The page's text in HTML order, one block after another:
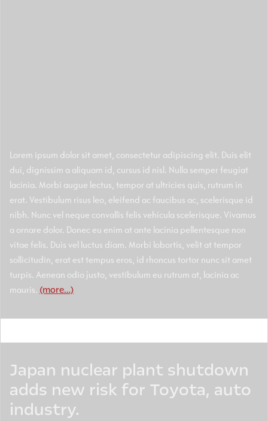
Lorem ipsum dolor sit amet, consectetur adipiscing elit. Duis elit
dui, dignissim a aliquam id, cursus id nisl. Nulla semper feugiat
lacinia. Morbi augue lectus, tempor at ultricies quis, rutrum in
erat. Vestibulum risus leo, eleifend ac faucibus ac, scelerisque id
nibh. Nunc vel neque convallis felis vehicula scelerisque. Vivamus
a ornare dolor. Donec eu enim at ante lacinia pellentesque non
vitae felis. Duis vel luctus diam. Morbi lobortis, velit at tempor
sollicitudin, erat est tempus eros, id rhoncus tortor nunc sit amet
turpis. Aenean odio justo, vestibulum eu rutrum at, lacinia ac
mauris. (more…)
Japan nuclear plant shutdown
adds new risk for Toyota, auto
industry.